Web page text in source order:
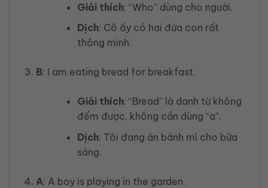
Giải thích: “Who” dùng cho người.
Dịch: Cô ấy có hai đứa con rất
thông minh.
B: I am eating bread for breakfast.
Giải thích: “Bread” là danh từ không
đếm được, không cần dùng “a”.
Dịch: Tôi đang ăn bánh mì cho bữa
sáng.
A: A boy is playing in the garden.